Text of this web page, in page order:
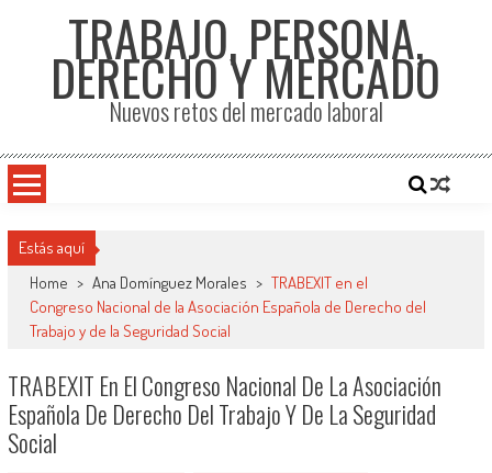
TRABAJO, PERSONA,
DERECHO Y MERCADO
Nuevos retos del mercado laboral
Estás aquí
Home > Ana Domínguez Morales > TRABEXIT en el
Congreso Nacional de la Asociación Española de Derecho del
Trabajo y de la Seguridad Social
TRABEXIT En El Congreso Nacional De La Asociación
Española De Derecho Del Trabajo Y De La Seguridad
Social